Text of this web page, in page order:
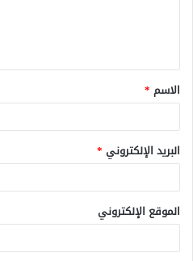
ق
*
الاسم *
البريد الإلكتروني *
الموقع الإلكتروني